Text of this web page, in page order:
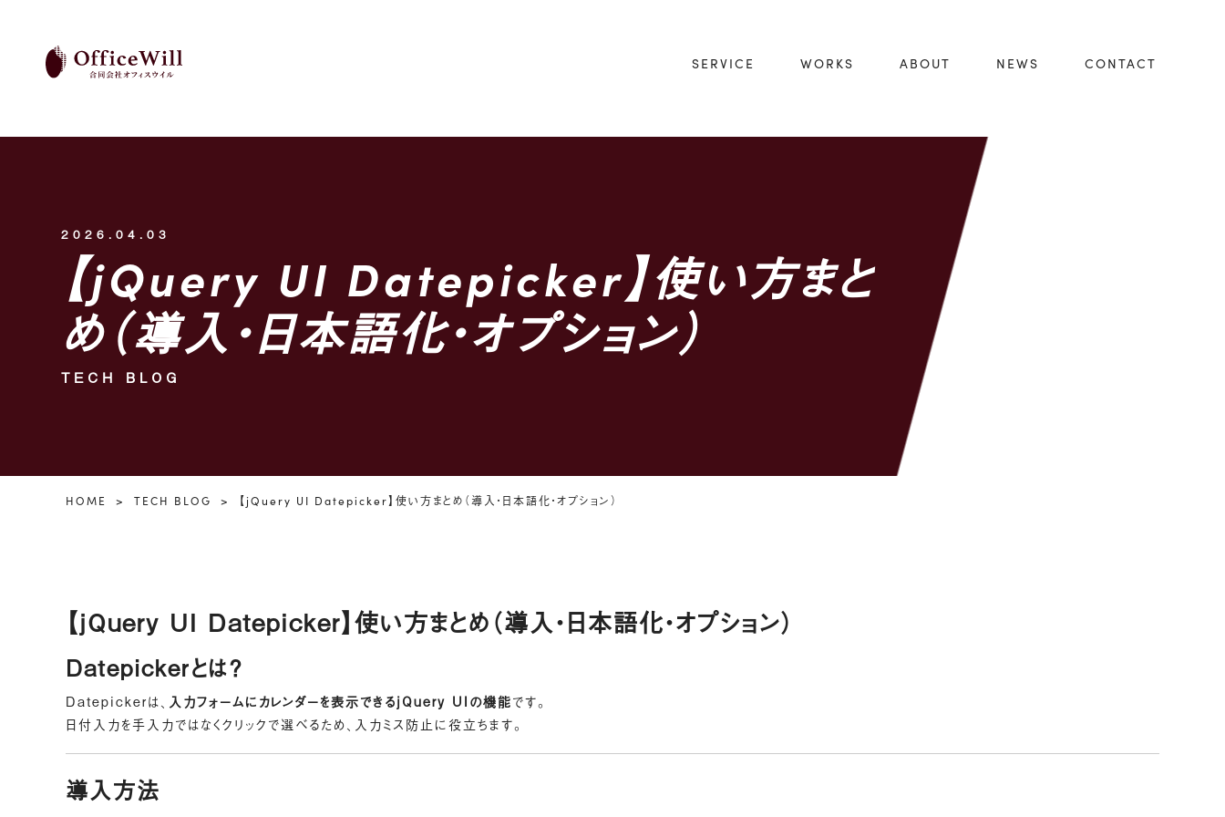
SERVICE WORKS ABOUT NEWS CONTACT
2026.04.03
【jQuery UI Datepicker】使い方まと
め（導入・日本語化・オプション）
TECH BLOG
HOME TECH BLOG 【jQuery UI Datepicker】使い方まとめ（導入・日本語化・オプション）
【jQuery UI Datepicker】使い方まとめ（導入・日本語化・オプション）
Datepickerとは？
Datepickerは、 入力フォームにカレンダーを表示できるjQuery UIの機能です。
日付入力を手入力ではなくクリックで選べるため、入力ミス防止に役立ちます。
導入方法